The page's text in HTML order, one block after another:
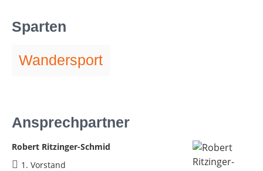
Sparten
Wandersport
Ansprechpartner
Robert Ritzinger-Schmid
1. Vorstand